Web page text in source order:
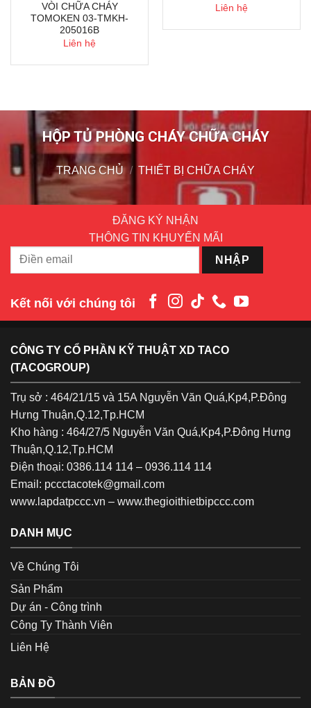
VÒI CHỮA CHÁY
TOMOKEN 03-TMKH-
205016B
Liên hệ
Liên hệ
HỘP TỦ PHÒNG CHÁY CHỮA CHÁY
TRANG CHỦ / THIẾT BỊ CHỮA CHÁY
ĐĂNG KÝ NHẬN
THÔNG TIN KHUYẾN MÃI
Kết nối với chúng tôi
CÔNG TY CỔ PHẦN KỸ THUẬT XD TACO
(TACOGROUP)
Trụ sở : 464/21/15 và 15A Nguyễn Văn Quá,Kp4,P.Đông
Hưng Thuận,Q.12,Tp.HCM
Kho hàng : 464/27/5 Nguyễn Văn Quá,Kp4,P.Đông Hưng
Thuận,Q.12,Tp.HCM
Điện thoại: 0386.114 114 – 0936.114 114
Email: pccctacotek@gmail.com
www.lapdatpccc.vn – www.thegioithietbipccc.com
DANH MỤC
Về Chúng Tôi
Sản Phẩm
Dự án - Công trình
Công Ty Thành Viên
Liên Hệ
BẢN ĐỒ